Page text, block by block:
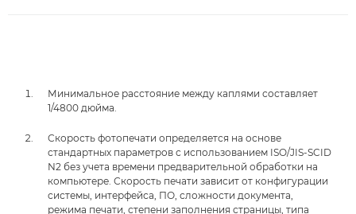
Минимальное расстояние между каплями составляет
1/4800 дюйма.
Скорость фотопечати определяется на основе
стандартных параметров с использованием ISO/JIS-SCID
N2 без учета времени предварительной обработки на
компьютере. Скорость печати зависит от конфигурации
системы, интерфейса, ПО, сложности документа,
режима печати, степени заполнения страницы, типа